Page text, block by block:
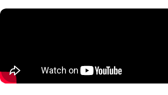
подчёркивая премиальность и